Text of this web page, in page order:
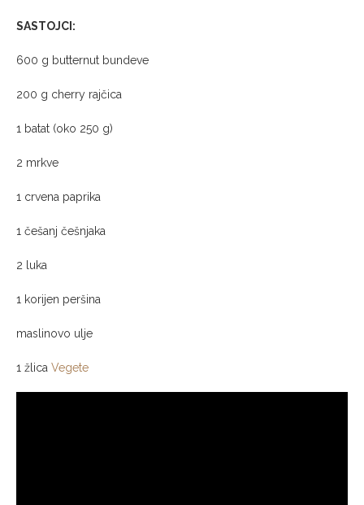
SASTOJCI:
600 g butternut bundeve
200 g cherry rajčica
1 batat (oko 250 g)
2 mrkve
1 crvena paprika
1 češanj češnjaka
2 luka
1 korijen peršina
maslinovo ulje
1 žlica Vegete